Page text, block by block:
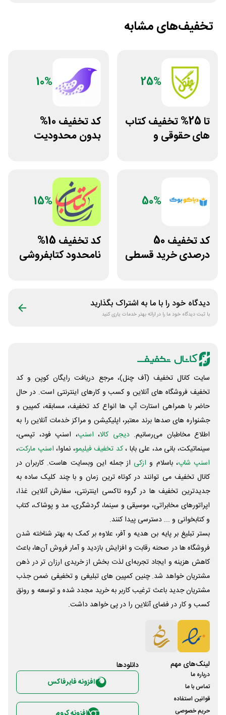
تخفیف‌های مشابه
25%
تا 25% تخفیف کتاب
های حقوقی و
10%
کد تخفیف 10%
بدون محدودیت
50%
کد تخفیف 50
درصدی خرید قسطی
15%
کد تخفیف 15%
نامحدود کتابفروشی
دیدگاه خود را با ما به اشتراک بگذارید
با ثبت دیدگاه خود ما را در ارائه بهتر خدمات یاری کنید
سایت کانال تخفیف (آف چنل)، مرجع دریافت رایگان کوپن و کد
تخفیف فروشگاه های آنلاین و کسب و‌ کارهای اینترنتی است. در حال
حاضر با همراهی استارت آپ ها انواع کد تخفیف، مسابقه، کمپین و
جشنواره های صدها برند معتبر، اپلیکیشن و مراکز خدمات آنلاین را به
اطلاع مخاطبان می‌رسانیم. دیجی کالا، اسنپ، اسنپ فود، تپسی،
سینماتیکت، بانی مد، علی‌ بابا ،کد تخفیف فیلیمو، نماوا، اسنپ مارکت،
اسنپ شاپ، باسلام و ازکی از جمله این وبسایت ‌هاست. کاربران در
کانال تخفیف می توانند در کوتاه ترین زمان و با چند کلیک ساده به
جدیدترین تخفیف ها در گروه تاکسی اینترنتی، سفارش آنلاین غذا،
اپراتورهای مخابراتی، موسیقی و سینما، گردشگری، مد و پوشاک، کتاب
و کتابخوانی و ... دسترسی پیدا کنند.
بستر تبلیغ بر پایه بن هدیه و آفر، علاوه بر کمک به بهتر شناخته شدن
فروشگاه ها در صحنه رقابت و افزایش بازدید و آمار فروش آن‌ها، باعث
کاهش هزینه و ایجاد تجربه‌ای لذت بخش از خریدی ارزان تر در ذهن
مشتریان خواهد شد. چنین کمپین های تبلیغی و تخفیفی ضمن جذب
مشتریان جدید باعث ترغیب کاربر به خرید مجدد شده و توسعه و رونق
کسب و کار در فضای آنلاین را در پی خواهد داشت.
لینک‌های مهم
درباره ما
تماس با ما
قوانین استفاده
حریم خصوصی
دانلود‌ها
افزونه فایرفاکس